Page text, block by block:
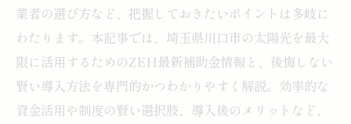
業者の選び方など、把握しておきたいポイントは多岐に
わたります。本記事では、埼玉県川口市の太陽光を最大
限に活用するためのZEH最新補助金情報と、後悔しない
賢い導入方法を専門的かつわかりやすく解説。効率的な
資金活用や制度の賢い選択肢、導入後のメリットなど、